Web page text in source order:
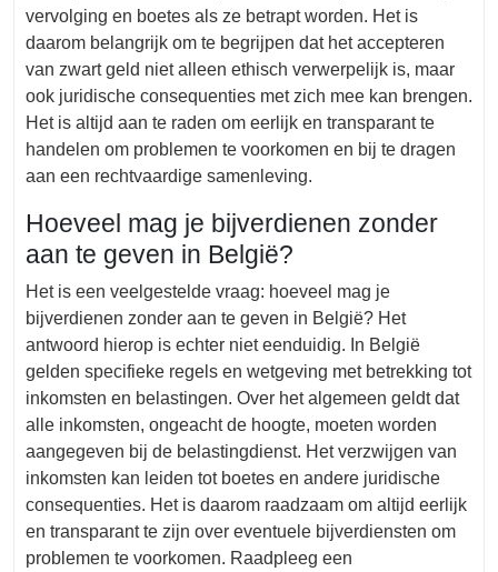
vervolging en boetes als ze betrapt worden. Het is
daarom belangrijk om te begrijpen dat het accepteren
van zwart geld niet alleen ethisch verwerpelijk is, maar
ook juridische consequenties met zich mee kan brengen.
Het is altijd aan te raden om eerlijk en transparant te
handelen om problemen te voorkomen en bij te dragen
aan een rechtvaardige samenleving.
Hoeveel mag je bijverdienen zonder
aan te geven in België?
Het is een veelgestelde vraag: hoeveel mag je
bijverdienen zonder aan te geven in België? Het
antwoord hierop is echter niet eenduidig. In België
gelden specifieke regels en wetgeving met betrekking tot
inkomsten en belastingen. Over het algemeen geldt dat
alle inkomsten, ongeacht de hoogte, moeten worden
aangegeven bij de belastingdienst. Het verzwijgen van
inkomsten kan leiden tot boetes en andere juridische
consequenties. Het is daarom raadzaam om altijd eerlijk
en transparant te zijn over eventuele bijverdiensten om
problemen te voorkomen. Raadpleeg een